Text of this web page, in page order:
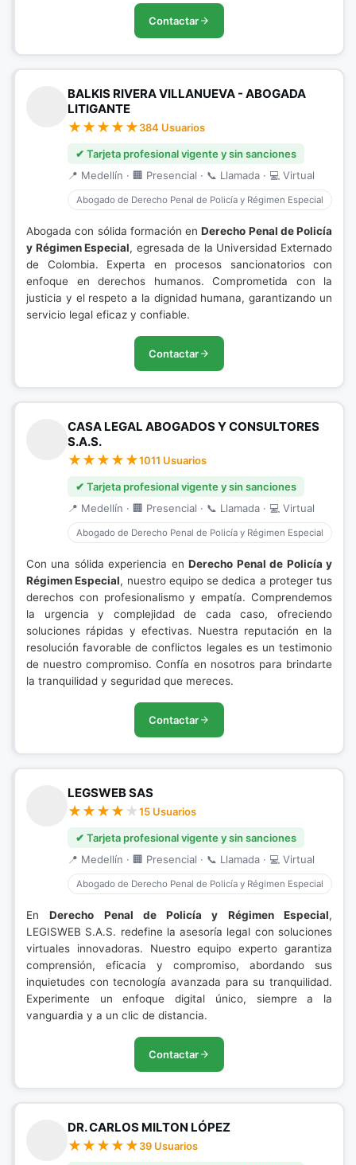
Contactar
BALKIS RIVERA VILLANUEVA - ABOGADA
LITIGANTE
384 Usuarios
✔ Tarjeta profesional vigente y sin sanciones
📍 Medellín · 🏢 Presencial · 📞 Llamada · 💻 Virtual
Abogado de Derecho Penal de Policía y Régimen Especial
Abogada con sólida formación enDerecho Penal de Policía
y Régimen Especial, egresada de la Universidad Externado
de Colombia. Experta en procesos sancionatorios con
enfoque en derechos humanos. Comprometida con la
justicia y el respeto a la dignidad humana, garantizando un
servicio legal eficaz y confiable.
Contactar
CASA LEGAL ABOGADOS Y CONSULTORES
S.A.S.
1011 Usuarios
✔ Tarjeta profesional vigente y sin sanciones
📍 Medellín · 🏢 Presencial · 📞 Llamada · 💻 Virtual
Abogado de Derecho Penal de Policía y Régimen Especial
Con una sólida experiencia enDerecho Penal de Policía y
Régimen Especial, nuestro equipo se dedica a proteger tus
derechos con profesionalismo y empatía. Comprendemos
la urgencia y complejidad de cada caso, ofreciendo
soluciones rápidas y efectivas. Nuestra reputación en la
resolución favorable de conflictos legales es un testimonio
de nuestro compromiso. Confía en nosotros para brindarte
la tranquilidad y seguridad que mereces.
Contactar
LEGSWEB SAS
15 Usuarios
✔ Tarjeta profesional vigente y sin sanciones
📍 Medellín · 🏢 Presencial · 📞 Llamada · 💻 Virtual
Abogado de Derecho Penal de Policía y Régimen Especial
EnDerecho Penal de Policía y Régimen Especial,
LEGISWEB S.A.S. redefine la asesoría legal con soluciones
virtuales innovadoras. Nuestro equipo experto garantiza
comprensión, eficacia y compromiso, abordando sus
inquietudes con tecnología avanzada para su tranquilidad.
Experimente un enfoque digital único, siempre a la
vanguardia y a un clic de distancia.
Contactar
DR. CARLOS MILTON LÓPEZ
39 Usuarios